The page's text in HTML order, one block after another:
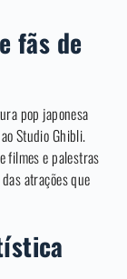
fãs de
pop japonesa
Studio Ghibli.
filmes e palestras
atrações que